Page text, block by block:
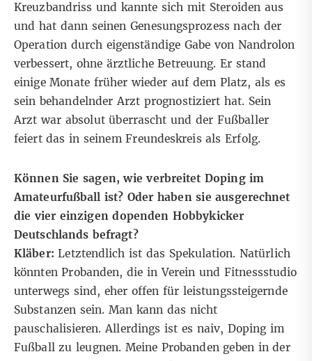
Kreuzbandriss und kannte sich mit Steroiden aus
und hat dann seinen Genesungsprozess nach der
Operation durch eigenständige Gabe von Nandrolon
verbessert, ohne ärztliche Betreuung. Er stand
einige Monate früher wieder auf dem Platz, als es
sein behandelnder Arzt prognostiziert hat. Sein
Arzt war absolut überrascht und der Fußballer
feiert das in seinem Freundeskreis als Erfolg.
Können Sie sagen, wie verbreitet Doping im
Amateurfußball ist? Oder haben sie ausgerechnet
die vier einzigen dopenden Hobbykicker
Deutschlands befragt?
Kläber: Letztendlich ist das Spekulation. Natürlich
könnten Probanden, die in Verein und Fitnessstudio
unterwegs sind, eher offen für leistungssteigernde
Substanzen sein. Man kann das nicht
pauschalisieren. Allerdings ist es naiv, Doping im
Fußball zu leugnen. Meine Probanden geben in der